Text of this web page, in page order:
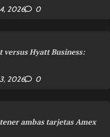
2026 0
Hyatt Business:
2026 0
ambas tarjetas Amex